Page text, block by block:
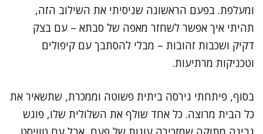
ומעלפת. בפעם הראשונה שניסיתי את השילוב הזה,
תהיתי איך אפשר לשחזר מאפה של סבתא – עם בצק
דקיק ושכבות זהובות – מבלי להסתבך עם קיפולים
וטכניקות מרתיעות.
בסוף, פיתחתי גירסה ביתית פשוטה וממכרת, שתשאיר את
כל הבית מרוצה. כל אחד שולף את השלולית שלו, פוגש